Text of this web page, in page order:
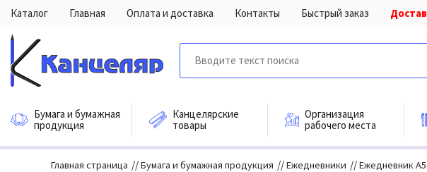
Каталог Главная Оплата и доставка Контакты Быстрый заказ
Бумага и бумажная
продукция
Канцелярские
товары
Организация
рабочего места
Главная страница //Бумага и бумажная продукция //Ежедневники //Ежедневник